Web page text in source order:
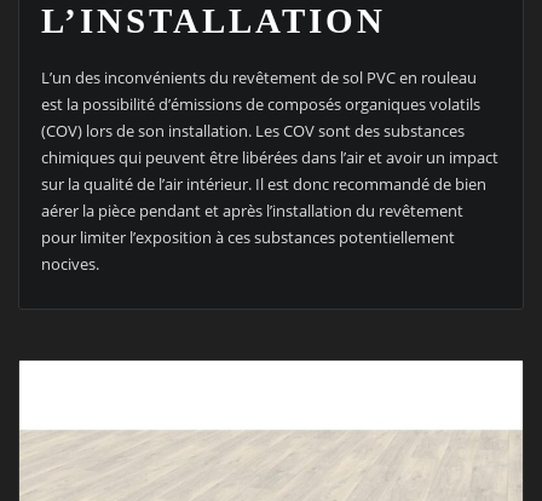
L’INSTALLATION
L’un des inconvénients du revêtement de sol PVC en rouleau
est la possibilité d’émissions de composés organiques volatils
(COV) lors de son installation. Les COV sont des substances
chimiques qui peuvent être libérées dans l’air et avoir un impact
sur la qualité de l’air intérieur. Il est donc recommandé de bien
aérer la pièce pendant et après l’installation du revêtement
pour limiter l’exposition à ces substances potentiellement
nocives.